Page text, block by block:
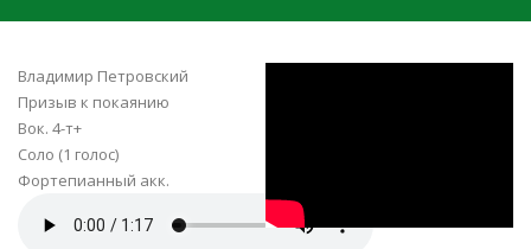
Владимир Петровский
Призыв к покаянию
Вок. 4-т+
Соло (1 голос)
Фортепианный акк.
Голос свыше-.mp3